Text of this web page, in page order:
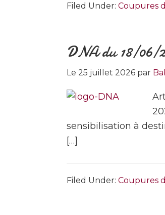
Filed Under: Coupures
DNA du 18/06/
Le 25 juillet 2026 par
sensibilisation à
[…]
Filed Under: Coupures